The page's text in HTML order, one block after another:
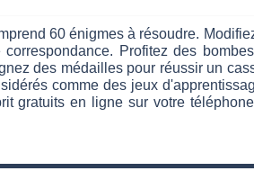
60 énigmes à résoudre.
Profitez des
des médailles pour réussir un
comme des jeux
gratuits en ligne sur votre